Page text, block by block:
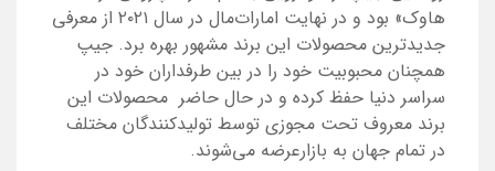
هاوک» بود و در نهایت امارات‌مال در سال ۲۰۲۱ از معرفی
جدیدترین محصولات این برند مشهور بهره برد. جیپ
همچنان محبوبیت خود را در بین طرفداران خود در
سراسر دنیا حفظ کرده و در حال حاضر محصولات این
برند معروف تحت مجوزی توسط تولیدکنندگان مختلف
در تمام جهان به بازارعرضه می‌شوند.